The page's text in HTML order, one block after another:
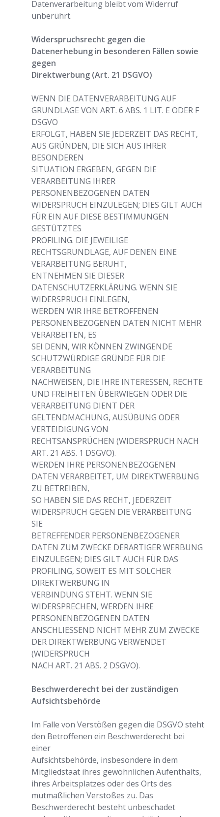
Datenverarbeitung bleibt vom Widerruf
unberührt.
Widerspruchsrecht gegen die
Datenerhebung in besonderen Fällen sowie
gegen
Direktwerbung (Art. 21 DSGVO)
WENN DIE DATENVERARBEITUNG AUF
GRUNDLAGE VON ART. 6 ABS. 1 LIT. E ODER F
DSGVO
ERFOLGT, HABEN SIE JEDERZEIT DAS RECHT,
AUS GRÜNDEN, DIE SICH AUS IHRER
BESONDEREN
SITUATION ERGEBEN, GEGEN DIE
VERARBEITUNG IHRER
PERSONENBEZOGENEN DATEN
WIDERSPRUCH EINZULEGEN; DIES GILT AUCH
FÜR EIN AUF DIESE BESTIMMUNGEN
GESTÜTZTES
PROFILING. DIE JEWEILIGE
RECHTSGRUNDLAGE, AUF DENEN EINE
VERARBEITUNG BERUHT,
ENTNEHMEN SIE DIESER
DATENSCHUTZERKLÄRUNG. WENN SIE
WIDERSPRUCH EINLEGEN,
WERDEN WIR IHRE BETROFFENEN
PERSONENBEZOGENEN DATEN NICHT MEHR
VERARBEITEN, ES
SEI DENN, WIR KÖNNEN ZWINGENDE
SCHUTZWÜRDIGE GRÜNDE FÜR DIE
VERARBEITUNG
NACHWEISEN, DIE IHRE INTERESSEN, RECHTE
UND FREIHEITEN ÜBERWIEGEN ODER DIE
VERARBEITUNG DIENT DER
GELTENDMACHUNG, AUSÜBUNG ODER
VERTEIDIGUNG VON
RECHTSANSPRÜCHEN (WIDERSPRUCH NACH
ART. 21 ABS. 1 DSGVO).
WERDEN IHRE PERSONENBEZOGENEN
DATEN VERARBEITET, UM DIREKTWERBUNG
ZU BETREIBEN,
SO HABEN SIE DAS RECHT, JEDERZEIT
WIDERSPRUCH GEGEN DIE VERARBEITUNG
SIE
BETREFFENDER PERSONENBEZOGENER
DATEN ZUM ZWECKE DERARTIGER WERBUNG
EINZULEGEN; DIES GILT AUCH FÜR DAS
PROFILING, SOWEIT ES MIT SOLCHER
DIREKTWERBUNG IN
VERBINDUNG STEHT. WENN SIE
WIDERSPRECHEN, WERDEN IHRE
PERSONENBEZOGENEN DATEN
ANSCHLIESSEND NICHT MEHR ZUM ZWECKE
DER DIREKTWERBUNG VERWENDET
(WIDERSPRUCH
NACH ART. 21 ABS. 2 DSGVO).
Beschwerderecht bei der zuständigen
Aufsichtsbehörde
Im Falle von Verstößen gegen die DSGVO steht
den Betroffenen ein Beschwerderecht bei
einer
Aufsichtsbehörde, insbesondere in dem
Mitgliedstaat ihres gewöhnlichen Aufenthalts,
ihres Arbeitsplatzes oder des Orts des
mutmaßlichen Verstoßes zu. Das
Beschwerderecht besteht unbeschadet